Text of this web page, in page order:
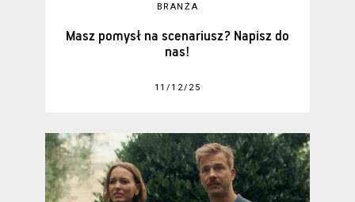
BRANŻA
Masz pomysł na scenariusz? Napisz do
nas!
11/12/25